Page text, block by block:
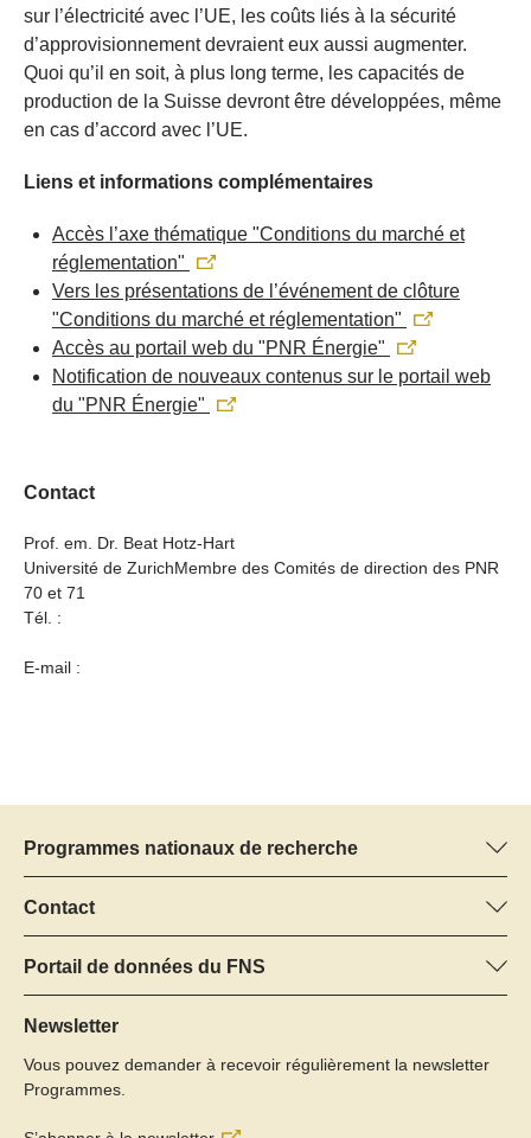
sur l’électricité avec l’UE, les coûts liés à la sécurité
d’approvisionnement devraient eux aussi augmenter.
Quoi qu’il en soit, à plus long terme, les capacités de
production de la Suisse devront être développées, même
en cas d’accord avec l’UE.
Liens et informations complémentaires
Accès l’axe thématique "Conditions du marché et
réglementation"
Vers les présentations de l’événement de clôture
"Conditions du marché et réglementation"
Accès au portail web du "PNR Énergie"
Notification de nouveaux contenus sur le portail web
du "PNR Énergie"
Contact
Prof. em. Dr. Beat Hotz-Hart
Université de ZurichMembre des Comités de direction des PNR
70 et 71
Tél. :
E-mail :
Programmes nationaux de recherche
Vous trouverez ici des informations sur tous les Programmes
nationaux de recherche (PNR) :
Tous les PNR
Contact
Manager du programme
Dr Pascal Walther, FNS
Tél.: +
22
Portail de données du FNS
Vous trouverez ici des informations complètes sur les projets de
recherche et les subsides approuvés par le FNS.
Recherche de projets
Newsletter
Vous pouvez demander à recevoir régulièrement la newsletter
Programmes.